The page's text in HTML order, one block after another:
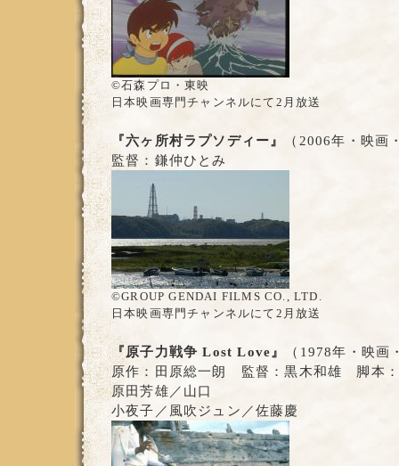
©石森プロ・東映
日本映画専門チャンネルにて2月放送
『六ヶ所村ラプソディー』
（2006年・映画
監督：鎌仲ひとみ
©GROUP GENDAI FILMS CO., LTD.
日本映画専門チャンネルにて2月放送
『原子力戦争 Lost Love』
（1978年・映画
原作：田原総一朗 監督：黒木和雄 脚本
原田芳雄／山口
小夜子／風吹ジュン／佐藤慶